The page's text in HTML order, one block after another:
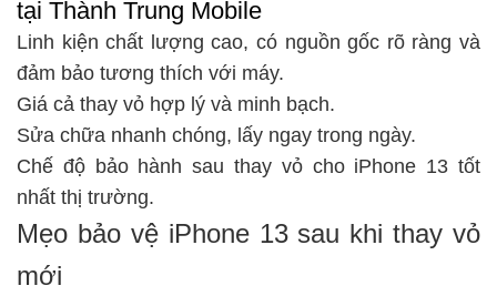
tại Thành Trung Mobile
Linh kiện chất lượng cao, có nguồn gốc rõ ràng và
đảm bảo tương thích với máy.
Giá cả thay vỏ hợp lý và minh bạch.
Sửa chữa nhanh chóng, lấy ngay trong ngày.
Chế độ bảo hành sau thay vỏ cho iPhone 13 tốt
nhất thị trường.
Mẹo bảo vệ iPhone 13 sau khi thay vỏ
mới